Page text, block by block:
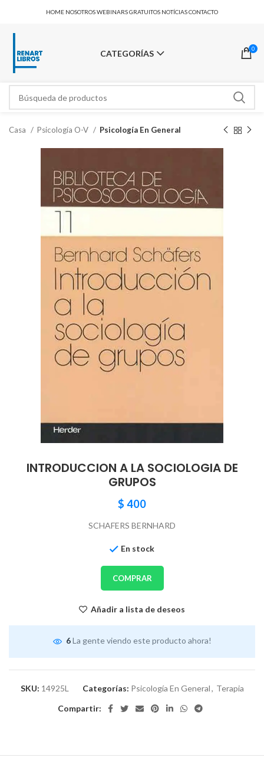
HOME NOSOTROSWEBINARS GRATUITOS NOTÍCIASCONTACTO
CATEGORÍAS 0
Casa Psicología O-V Psicología En General
INTRODUCCION A LA SOCIOLOGIA DE
GRUPOS
$ 400
SCHAFERS BERNHARD
En stock
COMPRAR
Añadir a lista de deseos
6 La gente viendo este producto ahora!
SKU: 14925L Categorías: Psicología En General, Terapia
Compartir: